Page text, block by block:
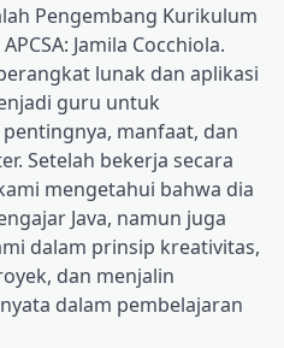
Pengembang Kurikulum
Jamila Cocchiola.
lunak dan aplikasi
guru untuk
manfaat, dan
Setelah bekerja secara
mengetahui bahwa dia
Java, namun juga
dalam prinsip kreativitas,
dan menjalin
dalam pembelajaran